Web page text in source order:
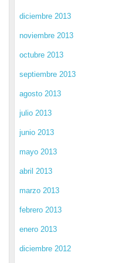
diciembre 2013
noviembre 2013
octubre 2013
septiembre 2013
agosto 2013
julio 2013
junio 2013
mayo 2013
abril 2013
marzo 2013
febrero 2013
enero 2013
diciembre 2012